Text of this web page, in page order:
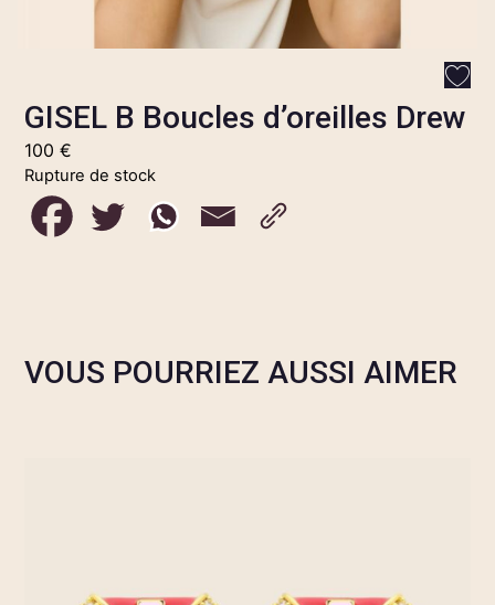
GISEL B Boucles d’oreilles Drew
100€
Rupture de stock
VOUS POURRIEZ AUSSI AIMER